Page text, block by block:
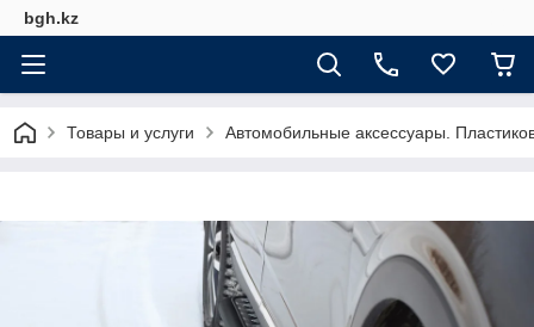
bgh.kz
Товары и услуги Автомобильные аксессуары.